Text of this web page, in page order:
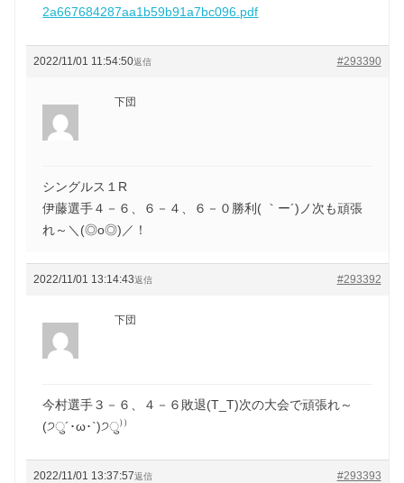
2a667684287aa1b59b91a7bc096.pdf
2022/11/01 11:54:50 #293390
返信
下団
シングルス１R
伊藤選手４－６、６－４、６－０勝利( ｀ー´)ノ次も頑張
れ～＼(◎o◎)／！
2022/11/01 13:14:43 #293392
返信
下団
今村選手３－６、４－６敗退(T_T)次の大会で頑張れ～
(੭ु´･ω･`)੭ु⁾⁾
2022/11/01 13:37:57 #293393
返信